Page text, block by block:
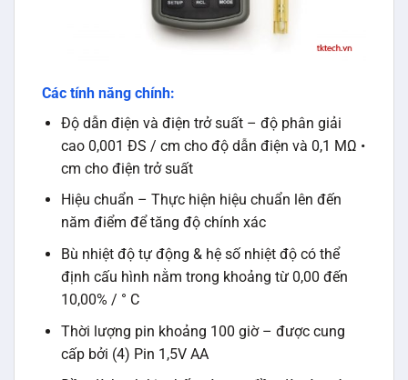
Các tính năng chính:
Độ dẫn điện và điện trở suất – độ phân giải
cao 0,001 ĐS / cm cho độ dẫn điện và 0,1 MΩ •
cm cho điện trở suất
Hiệu chuẩn – Thực hiện hiệu chuẩn lên đến
năm điểm để tăng độ chính xác
Bù nhiệt độ tự động & hệ số nhiệt độ có thể
định cấu hình nằm trong khoảng từ 0,00 đến
10,00% / ° C
Thời lượng pin khoảng 100 giờ – được cung
cấp bởi (4) Pin 1,5V AA